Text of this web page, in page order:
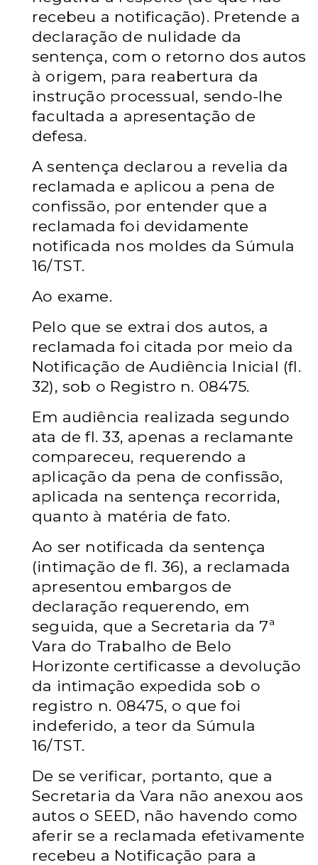
recebeu a notificação). Pretende a
declaração de nulidade da
sentença, com o retorno dos autos
à origem, para reabertura da
instrução processual, sendo-lhe
facultada a apresentação de
defesa.
A sentença declarou a revelia da
reclamada e aplicou a pena de
confissão, por entender que a
reclamada foi devidamente
notificada nos moldes da Súmula
16/TST.
Ao exame.
Pelo que se extrai dos autos, a
reclamada foi citada por meio da
Notificação de Audiência Inicial (fl.
32), sob o Registro n. 08475.
Em audiência realizada segundo
ata de fl. 33, apenas a reclamante
compareceu, requerendo a
aplicação da pena de confissão,
aplicada na sentença recorrida,
quanto à matéria de fato.
Ao ser notificada da sentença
(intimação de fl. 36), a reclamada
apresentou embargos de
declaração requerendo, em
seguida, que a Secretaria da 7ª
Vara do Trabalho de Belo
Horizonte certificasse a devolução
da intimação expedida sob o
registro n. 08475, o que foi
indeferido, a teor da Súmula
16/TST.
De se verificar, portanto, que a
Secretaria da Vara não anexou aos
autos o SEED, não havendo como
aferir se a reclamada efetivamente
recebeu a Notificação para a